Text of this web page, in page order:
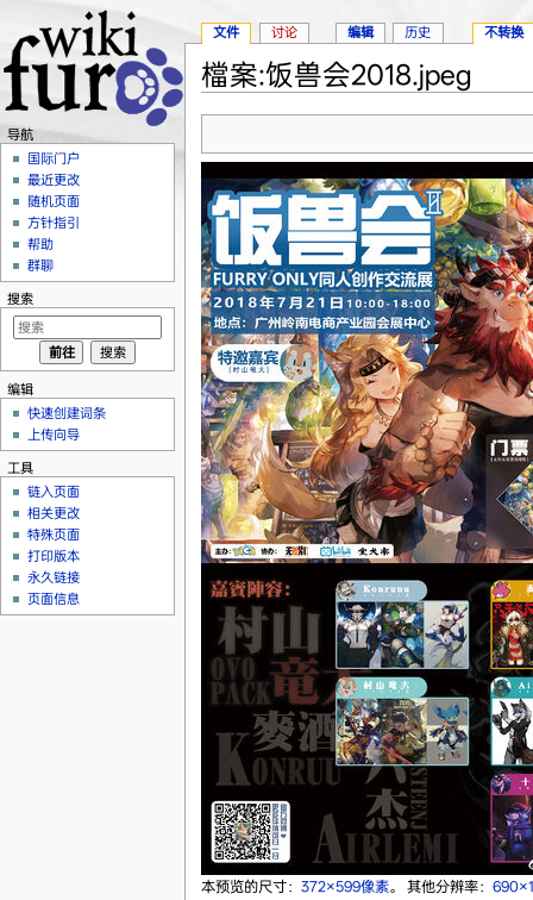
檔案:饭兽会2018.jpeg
本预览的尺寸： 372×599像素。 其他分辨率：
文件 讨论 编辑 历史 不转换
导航
国际门户
最近更改
随机页面
方针指引
帮助
群聊
搜索
编辑
快速创建词条
上传向导
工具
链入页面
相关更改
特殊页面
打印版本
永久链接
页面信息